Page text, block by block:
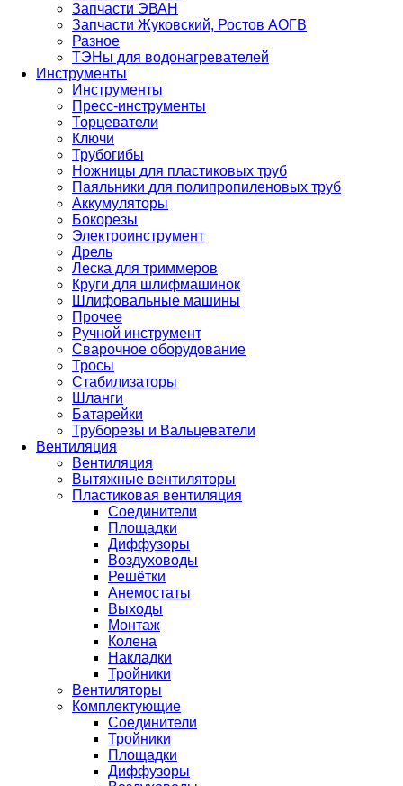
Запчасти ЭВАН
Запчасти Жуковский, Ростов АОГВ
Разное
ТЭНы для водонагревателей
Инструменты
Инструменты
Пресс-инструменты
Торцеватели
Ключи
Трубогибы
Ножницы для пластиковых труб
Паяльники для полипропиленовых труб
Аккумуляторы
Бокорезы
Электроинструмент
Дрель
Леска для триммеров
Круги для шлифмашинок
Шлифовальные машины
Прочее
Ручной инструмент
Сварочное оборудование
Тросы
Стабилизаторы
Шланги
Батарейки
Труборезы и Вальцеватели
Вентиляция
Вентиляция
Вытяжные вентиляторы
Пластиковая вентиляция
Соединители
Площадки
Диффузоры
Воздуховоды
Решётки
Анемостаты
Выходы
Монтаж
Колена
Накладки
Тройники
Вентиляторы
Комплектующие
Соединители
Тройники
Площадки
Диффузоры